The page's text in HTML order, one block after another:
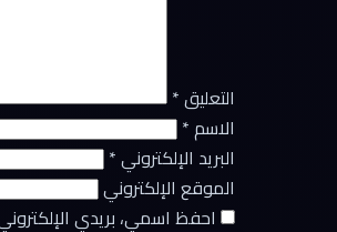
التعليق*
الاسم*
البريد الإلكتروني*
الموقع الإلكتروني
احفظ اسمي، بريدي